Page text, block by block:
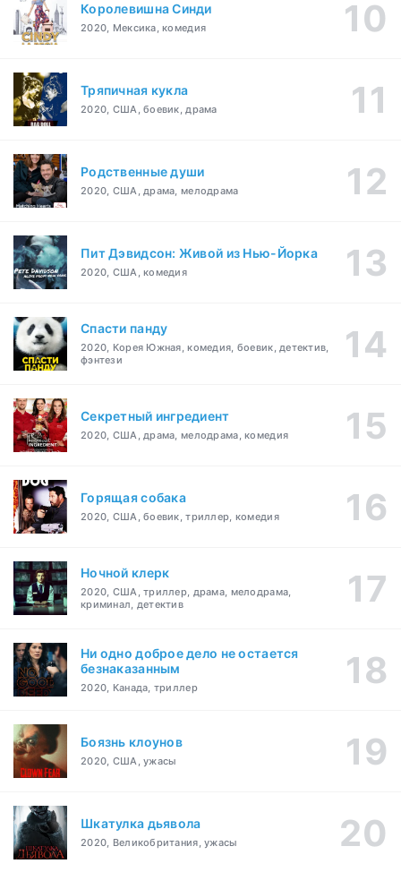
Королевишна Синди
2020, Мексика, комедия
Тряпичная кукла
2020, США, боевик, драма
Родственные души
2020, США, драма, мелодрама
Пит Дэвидсон: Живой из Нью-Йорка
2020, США, комедия
Спасти панду
2020, Корея Южная, комедия, боевик, детектив,
фэнтези
Секретный ингредиент
2020, США, драма, мелодрама, комедия
Горящая собака
2020, США, боевик, триллер, комедия
Ночной клерк
2020, США, триллер, драма, мелодрама,
криминал, детектив
Ни одно доброе дело не остается
безнаказанным
2020, Канада, триллер
Боязнь клоунов
2020, США, ужасы
Шкатулка дьявола
2020, Великобритания, ужасы